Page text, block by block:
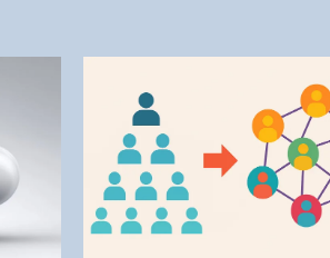
Andelfingen
Balsthal